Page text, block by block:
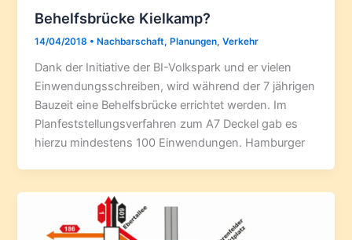
Behelfsbrücke Kielkamp?
14/04/2018 • Nachbarschaft, Planungen,Verkehr
Dank der Initiative der BI-Volkspark und er vielen
Einwendungsschreiben, wird während der 7 jährigen
Bauzeit eine Behelfsbrücke errichtet werden. Im
Planfeststellungsverfahren zum A7 Deckel gab es
hierzu mindestens 100 Einwendungen. Hamburger